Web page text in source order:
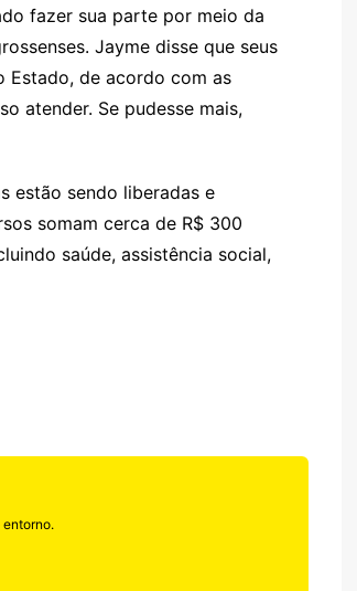
fazer sua parte por meio da
Jayme disse que seus
Estado, de acordo com as
atender. Se pudesse mais,
estão sendo liberadas e
somam cerca de R$ 300
saúde, assistência social,